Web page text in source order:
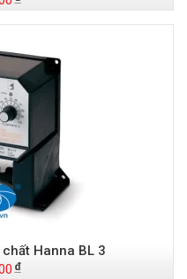
Hanna BL 3